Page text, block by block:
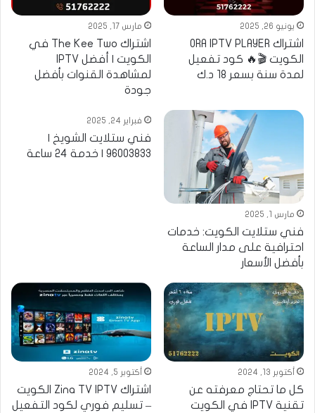
يونيو 26, 2025
اشتراك ORA IPTV PLAYER
الكويت 🎬🔥 كود تفعيل
لمدة سنة بسعر 18 د.ك
مارس 17, 2025
اشتراك The Kee Two في
الكويت | أفضل IPTV
لمشاهدة القنوات بأفضل
جودة
مارس 1, 2025
فني ستلايت الكويت: خدمات
احترافية على مدار الساعة
بأفضل الأسعار
فبراير 24, 2025
فني ستلايت الشويخ |
96003833 | خدمة 24 ساعة
أكتوبر 13, 2024
كل ما تحتاج معرفته عن
تقنية IPTV في الكويت
أكتوبر 5, 2024
اشتراك Zina TV IPTV الكويت
– تسليم فوري لكود التفعيل